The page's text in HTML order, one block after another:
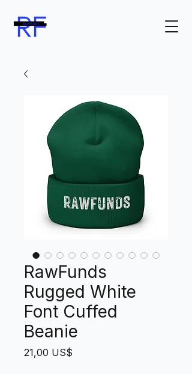
RawFunds
Rugged White
Font Cuffed
Beanie
21,00 US$